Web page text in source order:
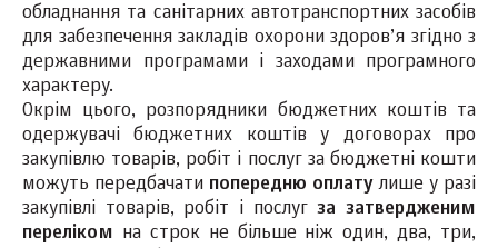
обладнання та санітарних автотранспортних засобів
для забезпечення закладів охорони здоров’я згідно з
державними програмами і заходами програмного
характеру.
Окрім цього, розпорядники бюджетних коштів та
одержувачі бюджетних коштів у договорах про
закупівлю товарів, робіт і послуг за бюджетні кошти
можуть передбачати попередню оплату лише у разі
закупівлі товарів, робіт і послугза затвердженим
переліком на строк не більше ніж один, два, три,